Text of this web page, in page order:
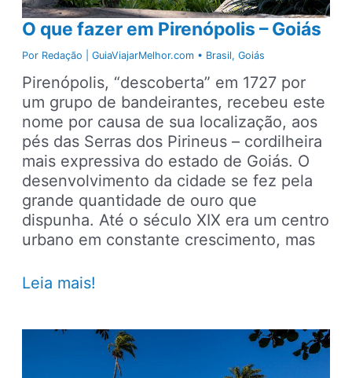
O que fazer em Pirenópolis – Goiás
Por Redação | GuiaViajarMelhor.com • Brasil,Goiás
Pirenópolis, “descoberta” em 1727 por
um grupo de bandeirantes, recebeu este
nome por causa de sua localização, aos
pés das Serras dos Pirineus – cordilheira
mais expressiva do estado de Goiás. O
desenvolvimento da cidade se fez pela
grande quantidade de ouro que
dispunha. Até o século XIX era um centro
urbano em constante crescimento, mas
O
Leia mais!